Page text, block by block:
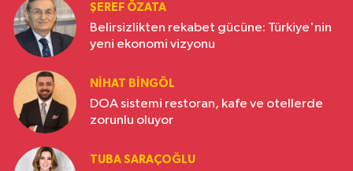
ŞEREF ÖZATA
Belirsizlikten rekabet gücüne: Türkiye'nin
yeni ekonomi vizyonu
NIHAT BINGÖL
DOA sistemi restoran, kafe ve otellerde
zorunlu oluyor
TUBA SARAÇOĞLU